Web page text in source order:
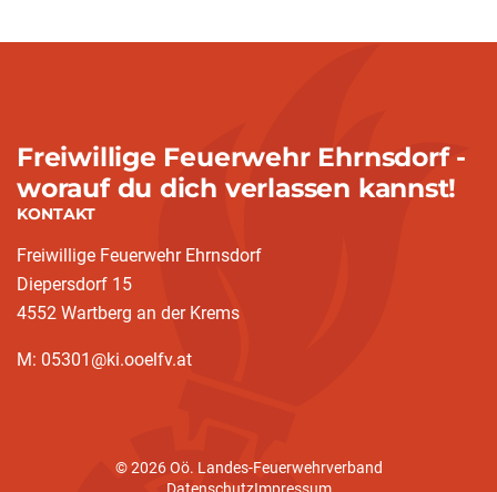
Freiwillige Feuerwehr Ehrnsdorf -
worauf du dich verlassen kannst!
KONTAKT
Freiwillige Feuerwehr Ehrnsdorf
Diepersdorf 15
4552 Wartberg an der Krems
M: 05301@ki.ooelfv.at
© 2026 Oö. Landes-Feuerwehrverband